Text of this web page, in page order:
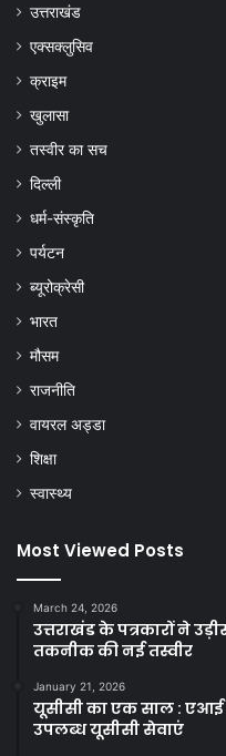
उत्तराखंड
एक्सक्लुसिव
क्राइम
खुलासा
तस्वीर का सच
दिल्ली
धर्म-संस्कृति
पर्यटन
ब्यूरोक्रेसी
भारत
मौसम
राजनीति
वायरल अड्डा
शिक्षा
स्वास्थ्य
Most Viewed Posts
March 24, 2026
उत्तराखंड के पत्रकारों ने
तकनीक की नई तस्वीर
January 21, 2026
यूसीसी का एक साल : एआई
उपलब्ध यूसीसी सेवाएं